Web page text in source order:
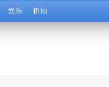
娱乐 折扣